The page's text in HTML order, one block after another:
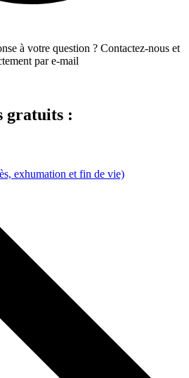
à votre question ? Contactez-nous et
par e-mail
gratuits :
exhumation et fin de vie)